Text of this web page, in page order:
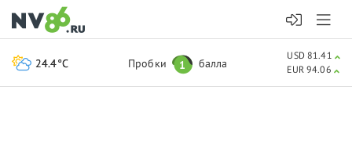
24.4°C Пробки 1 балла
USD 81.41
EUR 94.06